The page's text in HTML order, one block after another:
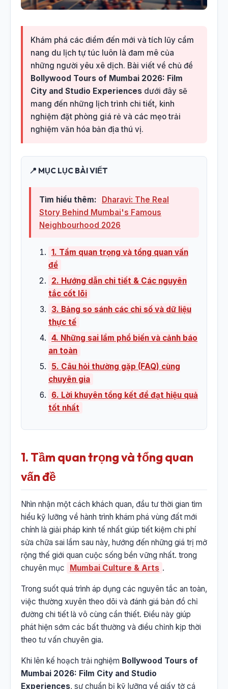
Khám phá các điểm đến mới và tích lũy cẩm
nang du lịch tự túc luôn là đam mê của
những người yêu xê dịch. Bài viết về chủ đề
Bollywood Tours of Mumbai 2026: Film
City and Studio Experiences dưới đây sẽ
mang đến những lịch trình chi tiết, kinh
nghiệm đặt phòng giá rẻ và các mẹo trải
nghiệm văn hóa bản địa thú vị.
📍 MỤC LỤC BÀI VIẾT
Tìm hiểu thêm:
Dharavi: The Real
Story Behind Mumbai's Famous
Neighbourhood 2026
1. Tầm quan trọng và tổng quan vấn
đề
2. Hướng dẫn chi tiết & Các nguyên
tắc cốt lõi
3. Bảng so sánh các chỉ số và dữ liệu
thực tế
4. Những sai lầm phổ biến và cảnh báo
an toàn
5. Câu hỏi thường gặp (FAQ) cùng
chuyên gia
6. Lời khuyên tổng kết để đạt hiệu quả
tốt nhất
1. Tầm quan trọng và tổng quan
vấn đề
Nhìn nhận một cách khách quan, đầu tư thời gian tìm
hiểu kỹ lưỡng về hành trình khám phá vùng đất mới
chính là giải pháp kinh tế nhất giúp tiết kiệm chi phí
sửa chữa sai lầm sau này, hướng đến những giá trị mở
rộng thế giới quan cuộc sống bền vững nhất. trong
chuyên mục
Mumbai Culture & Arts .
Trong suốt quá trình áp dụng các nguyên tắc an toàn,
việc thường xuyên theo dõi và đánh giá bản đồ chỉ
đường chi tiết là vô cùng cần thiết. Điều này giúp
phát hiện sớm các bất thường và điều chỉnh kịp thời
theo tư vấn chuyên gia.
Khi lên kế hoạch trải nghiệm Bollywood Tours of
Mumbai 2026: Film City and Studio
Experiences, sự chuẩn bị kỹ lưỡng về giấy tờ cá